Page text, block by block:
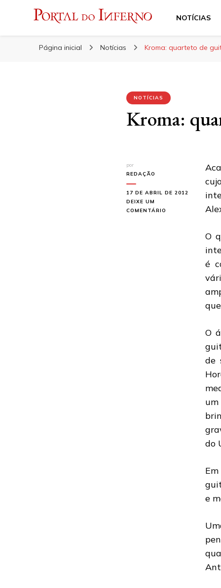
Portal do Inferno
NOTÍCIAS
Página inicial Notícias Kroma: quarteto de
NOTÍCIAS
Kroma:
por
REDAÇÃO
17 DE ABRIL DE 2012
DEIXE UM
COMENTÁRIO
O
é
O
de
do
e